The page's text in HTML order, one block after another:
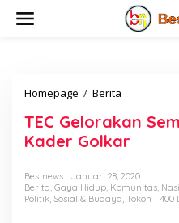
Homepage / Berita
C
G
e
o
r
TEC Gelorakan
Kader Golkar
Bestnews
Januari 28, 2020
Berita, Gaya Hidup, Komunitas,
Politik, Sosial & Budaya, Tokoh 400